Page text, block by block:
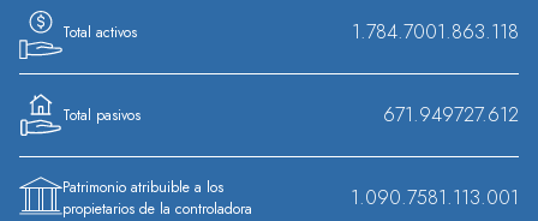
Total activos 1.784.7001.863.118
Total pasivos 671.949727.612
Patrimonio atribuible a los
propietarios de la controladora
1.090.7581.113.001